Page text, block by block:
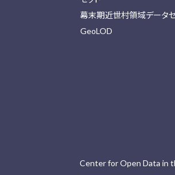
幕末期近世村領域データセ
GeoLOD
Center for Open Data in